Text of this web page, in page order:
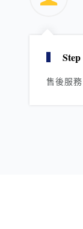
Step
售後服務